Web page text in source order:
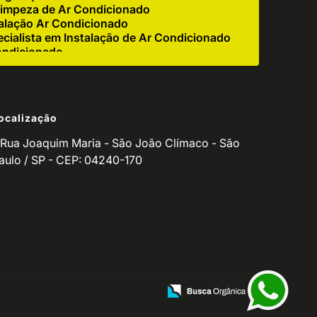
de Ar Condicionado
Ar Condicionado
em Instalação de Ar Condicionado
Ar Condicionado Industrial
Corretiva de Ar Condicionado
para Empresas
de Ar Condicionado Residencial
Equipamento de Refrigeração
Rua Joaquim Maria - São João Clímaco - São
/ SP - CEP: 04240-170